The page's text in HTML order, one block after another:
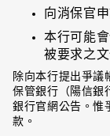
向消保官
本行可能
被要求之
除向本行提出爭議
保管銀行（陽信銀
銀行官網公告。惟
款。